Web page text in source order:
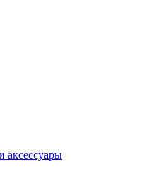
аксессуары